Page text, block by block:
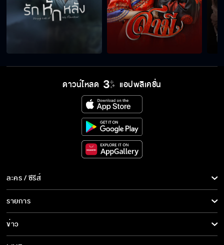
กว่ากูจะได้เป็นตำรวจ แล้ววันนี้กูต้องมาเป็นโจร
เก็บปากไว้กินข้าวเถอะ
ไม่ต้องมายุ่งกับบุหลันอีก
ดาวน์โหลด แอปพลิเคชั่น
ละคร / ซีรีส์
ละคร/ซีรีส์
ซีรีส์นานาชาติ
การ์ตูน & เกม
รายการ
รายการทั้งหมด
ข่าว
ข่าวทั้งหมด